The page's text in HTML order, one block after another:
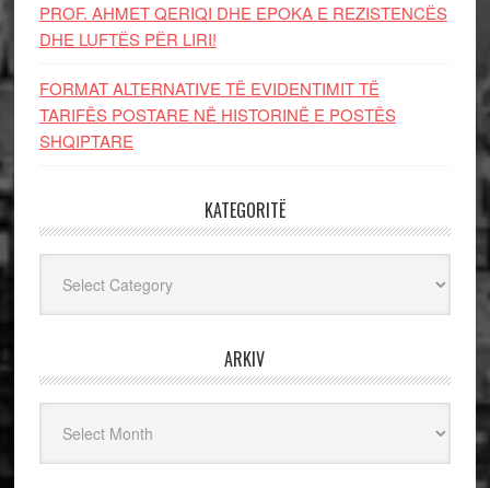
PROF. AHMET QERIQI DHE EPOKA E REZISTENCЁS
DHE LUFTЁS PЁR LIRI!
FORMAT ALTERNATIVE TË EVIDENTIMIT TË
TARIFËS POSTARE NË HISTORINË E POSTËS
SHQIPTARE
KATEGORITË
ARKIV